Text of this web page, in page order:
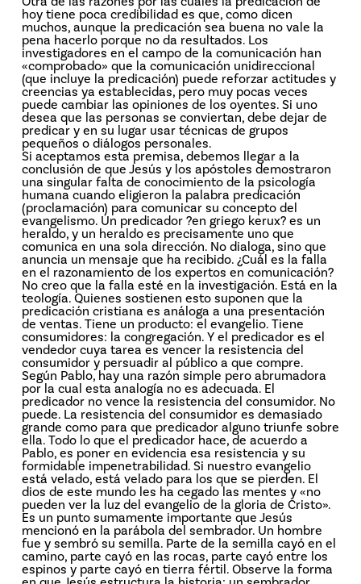
hoy tiene poca credibilidad es que, como dicen
muchos, aunque la predicación sea buena no vale la
pena hacerlo porque no da resultados. Los
investigadores en el campo de la comunicación han
«comprobado» que la comunicación unidireccional
(que incluye la predicación) puede reforzar actitudes y
creencias ya establecidas, pero muy pocas veces
puede cambiar las opiniones de los oyentes. Si uno
desea que las personas se conviertan, debe dejar de
predicar y en su lugar usar técnicas de grupos
pequeños o diálogos personales.
Si aceptamos esta premisa, debemos llegar a la
conclusión de que Jesús y los apóstoles demostraron
una singular falta de conocimiento de la psicología
humana cuando eligieron la palabra predicación
(proclamación) para comunicar su concepto del
evangelismo. Un predicador ?en griego kerux? es un
heraldo, y un heraldo es precisamente uno que
comunica en una sola dirección. No dialoga, sino que
anuncia un mensaje que ha recibido. ¿Cuál es la falla
en el razonamiento de los expertos en comunicación?
No creo que la falla esté en la investigación. Está en la
teología. Quienes sostienen esto suponen que la
predicación cristiana es análoga a una presentación
de ventas. Tiene un producto: el evangelio. Tiene
consumidores: la congregación. Y el predicador es el
vendedor cuya tarea es vencer la resistencia del
consumidor y persuadir al público a que compre.
Según Pablo, hay una razón simple pero abrumadora
por la cual esta analogía no es adecuada. El
predicador no vence la resistencia del consumidor. No
puede. La resistencia del consumidor es demasiado
grande como para que predicador alguno triunfe sobre
ella. Todo lo que el predicador hace, de acuerdo a
Pablo, es poner en evidencia esa resistencia y su
formidable impenetrabilidad. Si nuestro evangelio
está velado, está velado para los que se pierden. El
dios de este mundo les ha cegado las mentes y «no
pueden ver la luz del evangelio de la gloria de Cristo».
Es un punto sumamente importante que Jesús
mencionó en la parábola del sembrador. Un hombre
fue y sembró su semilla. Parte de la semilla cayó en el
camino, parte cayó en las rocas, parte cayó entre los
espinos y parte cayó en tierra fértil. Observe la forma